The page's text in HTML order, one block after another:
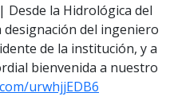
la Hidrológica del
del ingeniero
de la institución, y a
bienvenida a nuestro
urwhjjEDB6